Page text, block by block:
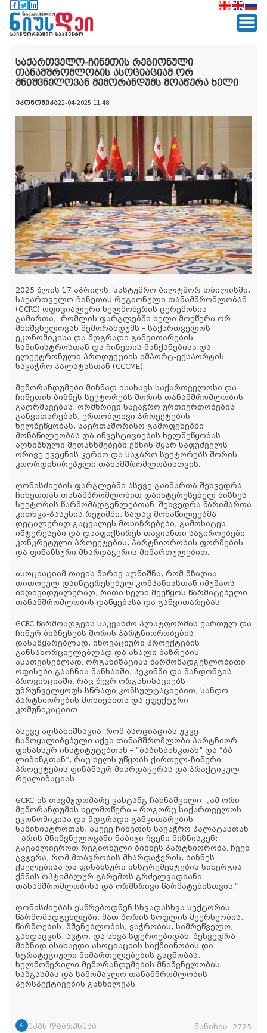
საქართველო-ჩინეთის რეგიონული
თანამშრომლობის ასოციაციამ ორ
მნიშვნელოვან მემორანდუმს მოაწერა ხელი
ეკონომიკა22-04-2025 11:48
2025 წლის 17 აპრილს, სასტუმრო ბილტმორ თბილისში,
საქართველო-ჩინეთის რეგიონული თანამშრომლობამ
(GCRC) ოფიციალური ხელმოწერის ცერემონია
გამართა, რომლის ფარგლებში ხელი მოეწერა ორ
მნიშვნელოვან მემორანდუმს – საქართველოს
ეკონომიკისა და მდგრადი განვითარების
სამინისტროსთან და ჩინეთის მანქანებისა და
ელექტრონული პროდუქციის იმპორტ-ექსპორტის
სავაჭრო პალატასთან (CCCME).
მემორანდუმები მიზნად ისახავს საქართველოსა და
ჩინეთის ბიზნეს სექტორებს შორის თანამშრომლობის
გაღრმავებას, ორმხრივი სავაჭრო ურთიერთობების
განვითარებას, ერთობლივი პროექტების
ხელშეწყობას, საერთაშორისო გამოფენებში
მონაწილეობას და ინვესტიციების ხელშეწყობას.
აღნიშნული შეთანხმებები ქმნის მყარ საფუძველს
ორივე ქვეყნის კერძო და საჯარო სექტორებს შორის
კოორდინირებული თანამშრომლობისთვის.
ღონისძიების ფარგლებში ასევე გაიმართა შეხვედრა
ჩინეთთან თანამშრომლობით დაინტერესებულ ბიზნეს
სექტორის წარმომადგენლებთან. შეხვედრა წარიმართა
კითხვა-პასუხის რეჟიმში, სადაც მონაწილეებმა
დეტალურად გაცვალეს მოსაზრებები, გამოხატეს
ინტერესები და დააფიქსირეს თავიანთი საჭიროებები
კონკრეტული პროექტების, პარტნიორობის ფორმების
და ფინანსური მხარდაჭერის მიმართულებით.
ასოციაციამ თავის მხრივ აღნიშნა, რომ მზადაა
თითოეულ დაინტერესებულ კომპანიასთან იმუშაოს
ინდივიდუალურად, რათა ხელი შეუწყოს წარმატებული
თანამშრომლობის დაწყებასა და განვითარებას.
GCRC წარმოადგენს საკვანძო პლატფორმას ქართულ და
ჩინურ ბიზნესებს შორის პარტნიორობების
დასამყარებლად, ინოვაციური პროექტების
განსახორციელებლად და ახალი ბაზრების
ასათვისებლად. ორგანიზაციას წარმომადგენლობითი
ოფისები გააჩნია შანხაიში, პეკინში და შანდონგის
პროვინციაში, რაც წევრ ორგანიზაციებს
უზრუნველყოფს სწრაფი კონსულტაციებით, სანდო
პარტნიორების მოძიებითა და ეფექტური
კომუნიკაციით.
ასევე აღსანიშნავია, რომ ასოციაციას უკვე
ჩამოყალიბებული აქვს თანამშრომლობა პარტნიორ
ფინანსურ ინსტიტუტებთან – “ბაზისბანკთან” და “ბბ
ლიზინგთან”, რაც ხელს უწყობს ქართულ-ჩინური
პროექტების ფინანსურ მხარდაჭერას და პრაქტიკულ
რეალიზაციას.
GCRC-ის თავმჯდომარე ვახტანგ ჩახნაშვილი: „ამ ორი
მემორანდუმის ხელმოწერა – როგორც საქართველოს
ეკონომიკისა და მდგრადი განვითარების
სამინისტროთან, ასევე ჩინეთის სავაჭრო პალატასთან
– არის მნიშვნელოვანი ნაბიჯი ჩვენი მიზნისკენ:
გავაძლიეროთ რეგიონული ბიზნეს პარტნიორობა. ჩვენ
გვჯერა, რომ მთავრობის მხარდაჭერის, ბიზნეს
ქსელებისა და ფინანსური ინსტრუმენტების სინერგია
ქმნის ოპტიმალურ გარემოს გრძელვადიანი
თანამშრომლობისა და ორმხრივი წარმატებისთვის.“
ღონისძიებას ესწრებოდნენ სხვადასხვა სექტორის
წარმომადგენლები, მათ შორის სოფლის მეურნეობის,
წარმოების, მშენებლობის, ვაჭრობის, სამრეწველო,
ჯანდაცვის, ავტო, და სხვა სფეროებიდან. შეხვედრა
მიზნად ისახავდა ასოციაციის საქმიანობის და
სტრატეგიული მიმართულებების გაცნობას,
ხელმოწერილი მემორანდუმების მნიშვნელობის
ხაზგასმას და სამომავლო თანამშრომლობის
პერსპექტივების განხილვას.
უკან დაბრუნება ნანახია: 2725